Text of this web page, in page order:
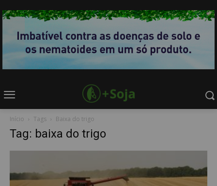
Início Tags Baixa do trigo
Tag: baixa do trigo